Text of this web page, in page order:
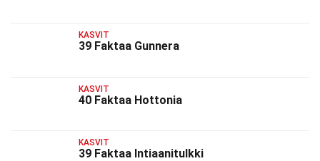
KASVIT
39 Faktaa Gunnera
KASVIT
40 Faktaa Hottonia
KASVIT
39 Faktaa Intiaanitulkki